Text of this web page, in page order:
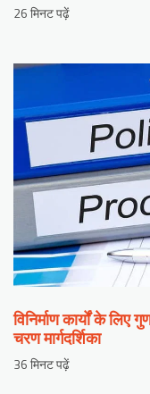
26 मिनट पढ़ें
विनिर्माण कार्यों के लिए
चरण मार्गदर्शिका
36 मिनट पढ़ें